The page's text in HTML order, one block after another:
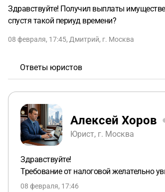
Здравствуйте! Получил выплаты
спустя такой периуд времени?
08 февраля, 17:45, Дмитрий, г. Москва
Ответы юристов
Алексей Хоров
Юрист, г. Москва
Здравствуйте!
Требование от налоговой желательно
08 февраля, 17:46